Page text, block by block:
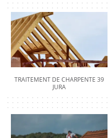
TRAITEMENT DE CHARPENTE 39
JURA